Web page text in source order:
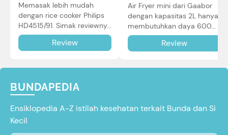
Memasak lebih mudah
dengan rice cooker Philips
HD4515/91. Simak reviewnya
di sini.
Review
Air Fryer mini dari Gaabor
dengan kapasitas 2L hanya
membutuhkan daya 600W
dalam pemakaian. Simak
review selengkapnya di sini.
Review
BUNDAPEDIA
Ensiklopedia A-Z istilah kesehatan terkait Bunda dan Si
Kecil